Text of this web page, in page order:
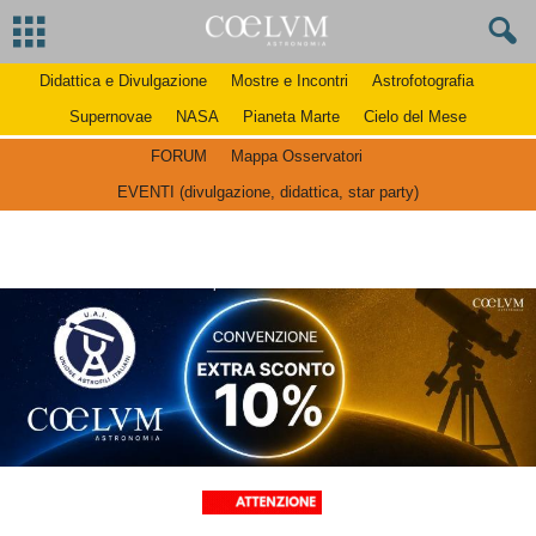
Didattica e Divulgazione Mostre e Incontri
Astrofotografia
Supernovae
NASA Pianeta Marte Cielo del Mese
FORUM
Mappa Osservatori
EVENTI (divulgazione, didattica, star party)